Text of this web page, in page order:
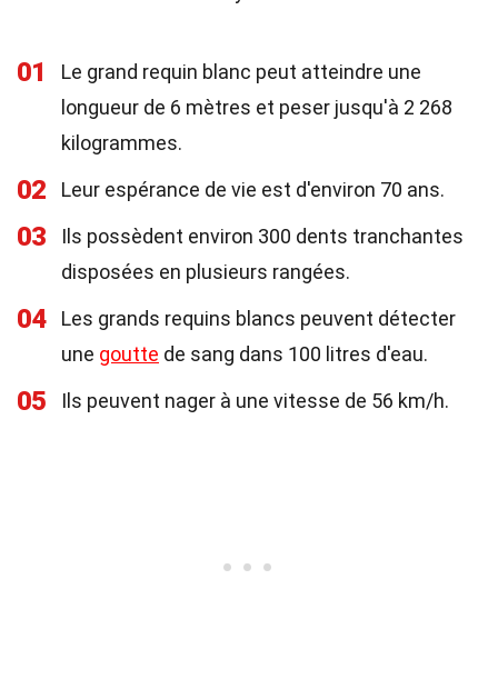
01
Le grand requin blanc peut atteindre une
longueur de 6 mètres et peser jusqu'à 2 268
kilogrammes.
02 Leur espérance de vie est d'environ 70 ans.
03
Ils possèdent environ 300 dents tranchantes
disposées en plusieurs rangées.
04
Les grands requins blancs peuvent détecter
une goutte de sang dans 100 litres d'eau.
05 Ils peuvent nager à une vitesse de 56 km/h.